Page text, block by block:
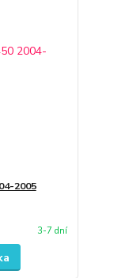
2005
3-7 dní